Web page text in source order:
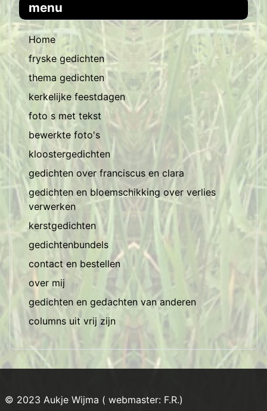
menu
Home
fryske gedichten
thema gedichten
kerkelijke feestdagen
foto s met tekst
bewerkte foto's
kloostergedichten
gedichten over franciscus en clara
gedichten en bloemschikking over verlies
verwerken
kerstgedichten
gedichtenbundels
contact en bestellen
over mij
gedichten en gedachten van anderen
columns uit vrij zijn
© 2023 Aukje Wijma ( webmaster: F.R.)